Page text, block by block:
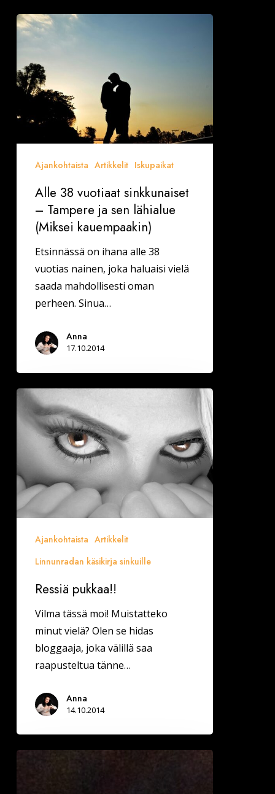
Alle
38
sinkkunaiset
–
Tampere
sen
lähialue
kauempaakin)
Ajankohtaista Artikkelit Iskupaikat
Alle 38 vuotiaat sinkkunaiset
– Tampere ja sen lähialue
(Miksei kauempaakin)
Etsinnässä on ihana alle 38
vuotias nainen, joka haluaisi vielä
saada mahdollisesti oman
perheen. Sinua…
Anna
17.10.2014
Ressiä
pukkaa!!
Ajankohtaista Artikkelit
Linnunradan käsikirja sinkuille
Ressiä pukkaa!!
Vilma tässä moi! Muistatteko
minut vielä? Olen se hidas
bloggaaja, joka välillä saa
raapusteltua tänne…
Anna
14.10.2014